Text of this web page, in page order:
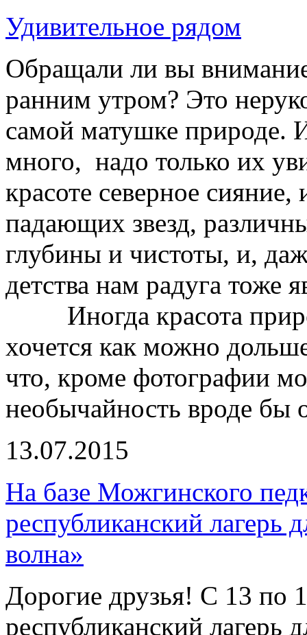
Удивительное рядом
Обращали ли вы внимание
ранним утром? Это
самой матушке природе.
много, надо только их
красоте северное
падающих звезд,
глубины и чистоты, и,
детства нам радуга тоже
Иногда красота
хочется как можно
что, кроме фотографии
необычайность вроде
13.07.2015
На базе Можгинского
республиканский лагерь
волна»
Дорогие друзья! С 13 по
республиканский лагерь